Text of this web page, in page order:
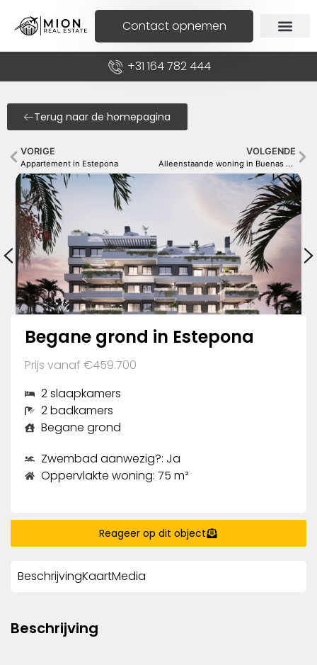
Contact opnemen
+31 164 782 444
Terug naar de homepagina
VORIGE
Appartement in Estepona
VOLGENDE
Alleenstaande woning in Buenas Noches
Begane grond in Estepona
Prijs vanaf €459.700
2 slaapkamers
2 badkamers
Begane grond
Zwembad aanwezig?: Ja
Oppervlakte woning: 75 m²
Reageer op dit object
BeschrijvingKaartMedia
Beschrijving